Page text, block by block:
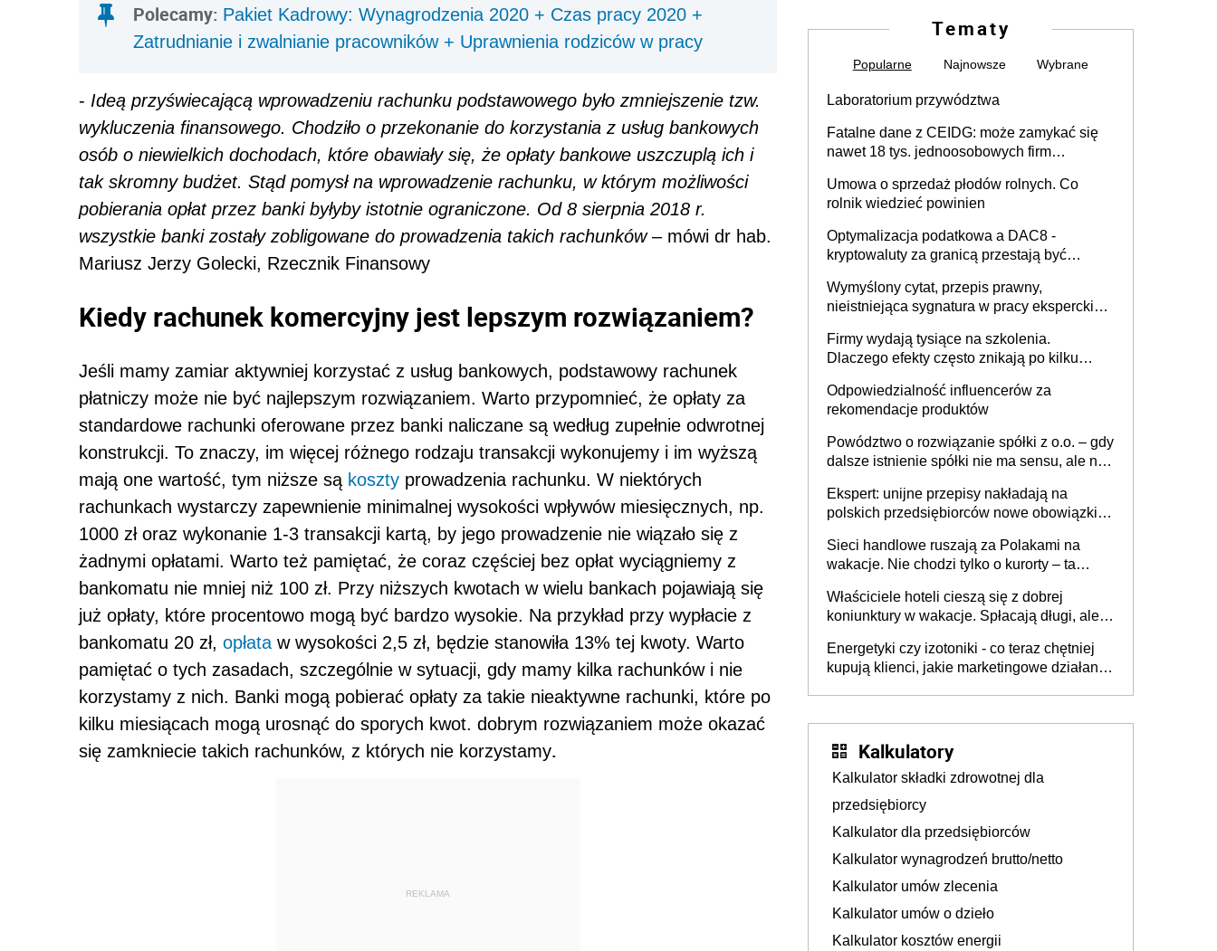
Polecamy: Pakiet Kadrowy: Wynagrodzenia 2020 + Czas pracy 2020 +
Zatrudnianie i zwalnianie pracowników + Uprawnienia rodziców w pracy
- Ideą przyświecającą wprowadzeniu rachunku podstawowego było zmniejszenie tzw.
wykluczenia finansowego. Chodziło o przekonanie do korzystania z usług bankowych
osób o niewielkich dochodach, które obawiały się, że opłaty bankowe uszczuplą ich i
tak skromny budżet. Stąd pomysł na wprowadzenie rachunku, w którym możliwości
pobierania opłat przez banki byłyby istotnie ograniczone. Od 8 sierpnia 2018 r.
wszystkie banki zostały zobligowane do prowadzenia takich rachunków– mówi dr hab.
Mariusz Jerzy Golecki, Rzecznik Finansowy
Kiedy rachunek komercyjny jest lepszym rozwiązaniem?
Jeśli mamy zamiar aktywniej korzystać z usług bankowych, podstawowy rachunek
płatniczy może nie być najlepszym rozwiązaniem. Warto przypomnieć, że opłaty za
standardowe rachunki oferowane przez banki naliczane są według zupełnie odwrotnej
konstrukcji. To znaczy, im więcej różnego rodzaju transakcji wykonujemy i im wyższą
mają one wartość, tym niższe są koszty prowadzenia rachunku. W niektórych
rachunkach wystarczy zapewnienie minimalnej wysokości wpływów miesięcznych, np.
1000 zł oraz wykonanie 1-3 transakcji kartą, by jego prowadzenie nie wiązało się z
żadnymi opłatami. Warto też pamiętać, że coraz częściej bez opłat wyciągniemy z
bankomatu nie mniej niż 100 zł. Przy niższych kwotach w wielu bankach pojawiają się
już opłaty, które procentowo mogą być bardzo wysokie. Na przykład przy wypłacie z
bankomatu 20 zł, opłata w wysokości 2,5 zł, będzie stanowiła 13% tej kwoty. Warto
pamiętać o tych zasadach, szczególnie w sytuacji, gdy mamy kilka rachunków i nie
korzystamy z nich. Banki mogą pobierać opłaty za takie nieaktywne rachunki, które po
kilku miesiącach mogą urosnąć do sporych kwot. dobrym rozwiązaniem może okazać
się zamkniecie takich rachunków, z których nie korzystamy.
REKLAMA
Tematy
Popularne Najnowsze Wybrane
Laboratorium przywództwa
Fatalne dane z CEIDG: może zamykać się
nawet 18 tys. jednoosobowych firm
Umowa o sprzedaż płodów rolnych. Co
rolnik wiedzieć powinien
Optymalizacja podatkowa a DAC8 -
kryptowaluty za granicą przestają być
Wymyślony cytat, przepis prawny,
nieistniejąca sygnatura w pracy eksperckiej -
firmie
Firmy wydają tysiące na szkolenia.
Dlaczego efekty często znikają po kilku
Odpowiedzialność influencerów za
rekomendacje produktów
Powództwo o rozwiązanie spółki z o.o. – gdy
dalsze istnienie spółki nie ma sensu, ale nie
Ekspert: unijne przepisy nakładają na
polskich przedsiębiorców nowe obowiązki w
Sieci handlowe ruszają za Polakami na
wakacje. Nie chodzi tylko o kurorty – ta
tam, gdzie wielu spędzi urlop po cichu
Właściciele hoteli cieszą się z dobrej
koniunktury w wakacje. Spłacają długi, ale
Energetyki czy izotoniki - co teraz chętniej
kupują klienci, jakie marketingowe działania
Kalkulatory
Kalkulator składki zdrowotnej dla
przedsiębiorcy
Kalkulator dla przedsiębiorców
Kalkulator wynagrodzeń brutto/netto
Kalkulator umów zlecenia
Kalkulator umów o dzieło
Kalkulator kosztów energii